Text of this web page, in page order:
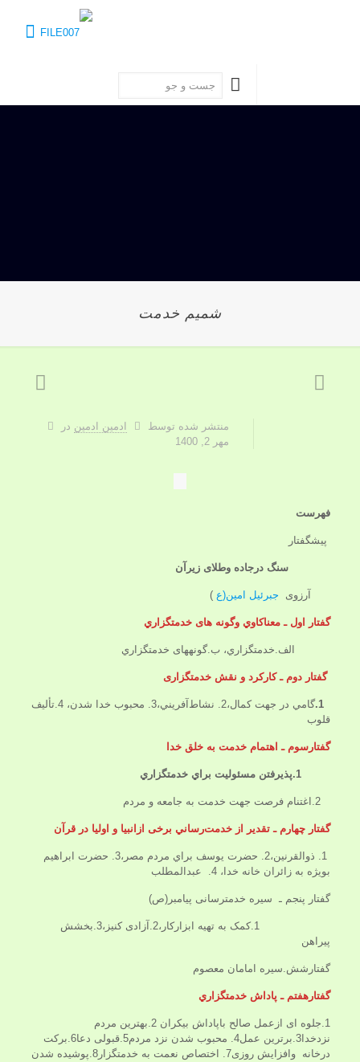
شميم خدمت
منتشر شده توسط ادمین ادمین در
مهر 2, 1400
فهرست
پيشگفتار
سنگ درجاده وطلای زیرآن
آرزوی جبرئیل امین(ع)
گفتار اول ـ معناكاوي وگونه های خدمتگزاري
الف.خدمتگزاري، ب.گونه‏هاى خدمتگزاري‏
گفتار دوم ـ کارکرد و نقش خدمتگزاری
گامي در جهت كمال،2. نشاط‌آفريني،3. محبوب خدا شدن، 4.تأليف
قلوب
گفتارسوم ـ اهتمام خدمت به خلق خدا
2.اغتنام فرصت جهت خدمت به جامعه و مردم‏
گفتار چهارم‌ ـ تقدير از خدمت‌رساني برخی ازانبيا و اوليا در قرآن
1. ذوالقرنين،2. حضرت يوسف براي مردم مصر،3. حضرت ابراهيم
بویژه به زائران خانه خدا، 4. عبدالمطلب
گفتار پنجم‌ ـ سيره خدمت‏رسانى پيامبر(ص)
1.کمک به تهیه ابزارکار،2.آزادی کنیز،3.بخشش
پیراهن
گفتارشش.سيره امامان معصوم
گفتارهفتم ـ پاداش خدمتگزاري
1.جلوه ای ازعمل صالح باپاداش بیکران 2.بهترین مردم
نزدخدا3.برترین عمل4. محبوب شدن نزد مردم5.قبولی دعا6.برکت
درخانه وافزایش روزی7. اختصاص نعمت به خدمتگزار8.پوشیده شدن